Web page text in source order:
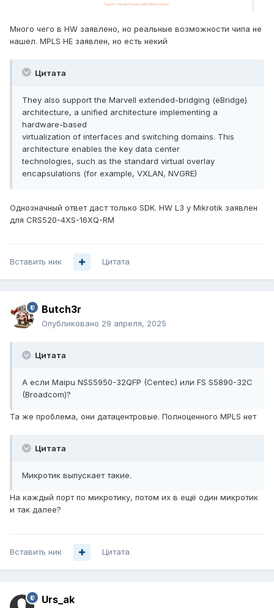
Много чего в HW заявлено, но реальные возможности чипа не
нашел. MPLS НЕ заявлен, но есть некий
Цитата
They also support the Marvell extended-bridging (eBridge)
architecture, a unified architecture implementing a
hardware-based
virtualization of interfaces and switching domains. This
architecture enables the key data center
technologies, such as the standard virtual overlay
encapsulations (for example, VXLAN, NVGRE)
Однозначный ответ даст только SDK. HW L3 у Mikrotik заявлен
для CRS520-4XS-16XQ-RM
Вставить ник Цитата
Butch3r
Опубликовано 29 апреля, 2025
Цитата
А если Maipu NSS5950-32QFP (Centec) или FS S5890-32C
(Broadcom)?
Та же проблема, они датацентровые. Полноценного MPLS нет
Цитата
Микротик выпускает такие.
На каждый порт по микротику, потом их в ещё один микротик
и так далее?
Вставить ник Цитата
Urs_ak